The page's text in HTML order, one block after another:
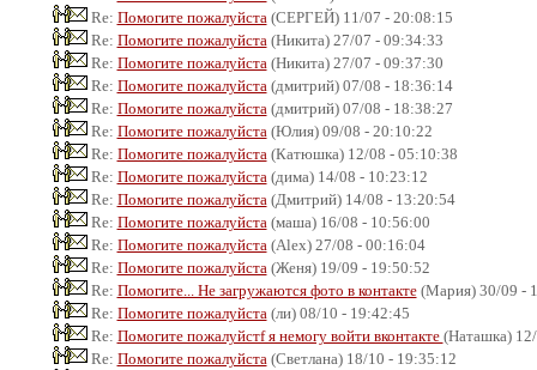
Re: Помогите пожалуйста (СЕРГЕЙ) 11/07 - 20:08:15
Re: Помогите пожалуйста (Никита) 27/07 - 09:34:33
Re: Помогите пожалуйста (Никита) 27/07 - 09:37:30
Re: Помогите пожалуйста (дмитрий) 07/08 - 18:36:14
Re: Помогите пожалуйста (дмитрий) 07/08 - 18:38:27
Re: Помогите пожалуйста (Юлия) 09/08 - 20:10:22
Re: Помогите пожалуйста (Катюшка) 12/08 - 05:10:38
Re: Помогите пожалуйста (дима) 14/08 - 10:23:12
Re: Помогите пожалуйста (Дмитрий) 14/08 - 13:20:54
Re: Помогите пожалуйста (маша) 16/08 - 10:56:00
Re: Помогите пожалуйста (Alex) 27/08 - 00:16:04
Re: Помогите пожалуйста (Женя) 19/09 - 19:50:52
Re: Помогите... Не загружаются фото в контакте(Мария) 30/09 -
Re: Помогите пожалуйста (ли) 08/10 - 19:42:45
Re: Помогите пожалуйстf я немогу войти вконтакте (Наташка)
Re: Помогите пожалуйста (Светлана) 18/10 - 19:35:12